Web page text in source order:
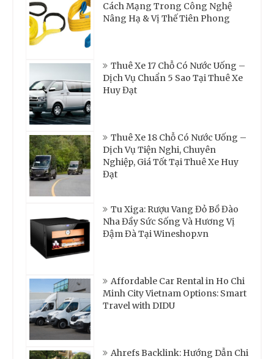
Cách Mạng Trong Công Nghệ
Nâng Hạ & Vị Thế Tiên Phong
Thuê Xe 17 Chỗ Có Nước Uống –
Dịch Vụ Chuẩn 5 Sao Tại Thuê Xe
Huy Đạt
Thuê Xe 18 Chỗ Có Nước Uống –
Dịch Vụ Tiện Nghi, Chuyên
Nghiệp, Giá Tốt Tại Thuê Xe Huy
Đạt
Tu Xiga: Rượu Vang Đỏ Bồ Đào
Nha Đầy Sức Sống Và Hương Vị
Đậm Đà Tại Wineshop.vn
Affordable Car Rental in Ho Chi
Minh City Vietnam Options: Smart
Travel with DIDU
Ahrefs Backlink: Hướng Dẫn Chi